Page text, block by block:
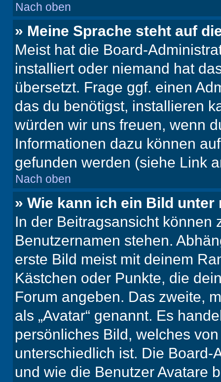
Nach oben
» Meine Sprache steht auf
Meist hat die Board-
installiert oder niemand hat
übersetzt. Frage ggf. einen
das du benötigst, installieren
würden wir uns freuen, wenn
Informationen dazu können
gefunden werden (siehe Link
Nach oben
» Wie kann ich ein Bild
In der Beitragsansicht können
Benutzernamen stehen.
erste Bild meist mit deinem
Kästchen oder Punkte, die
Forum angeben. Das zweite,
als „Avatar“ genannt. Es
persönliches Bild, welches
unterschiedlich ist. Die
und wie die Benutzer Avatare